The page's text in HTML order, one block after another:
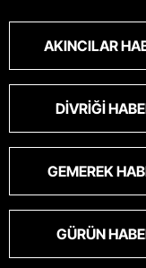
AKINCILAR
DIVRIĞI
GEMEREK
GÜRÜN